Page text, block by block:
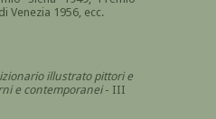
Venezia 1956, ecc.
illustrato pittori e
e contemporanei- III